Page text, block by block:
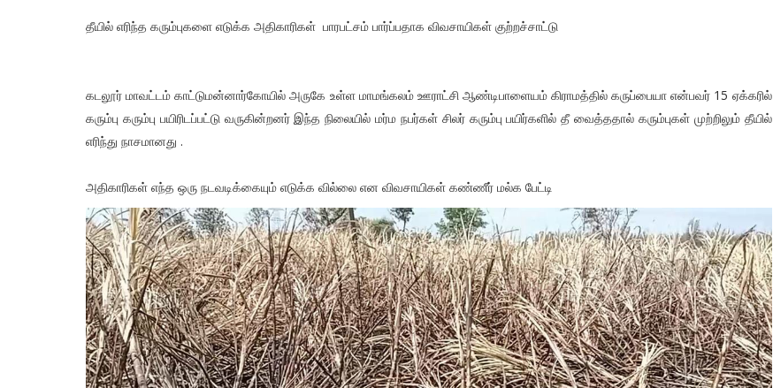
தீயில் எரிந்த கரும்புகளை எடுக்க அதிகாரிகள் பாரபட்சம் பார்ப்பதாக விவசாயிகள் குற்றச்சாட்டு
கடலூர் மாவட்டம் காட்டுமன்னார்கோயில் அருகே உள்ள மாமங்கலம் ஊராட்சி ஆண்டிபாளையம் கிராமத்தில் கருப்பையா என்பவர் 15 ஏக்கரில்
கரும்பு கரும்பு பயிரிடப்பட்டு வருகின்றனர் இந்த நிலையில் மர்ம நபர்கள் சிலர் கரும்பு பயிர்களில் தீ வைத்ததால் கரும்புகள் முற்றிலும் தீயில்
எரிந்து நாசமானது .
அதிகாரிகள் எந்த ஒரு நடவடிக்கையும் எடுக்க வில்லை என விவசாயிகள் கண்ணீர் மல்க பேட்டி